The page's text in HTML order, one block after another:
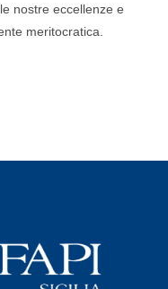
nostre eccellenze e
meritocratica.